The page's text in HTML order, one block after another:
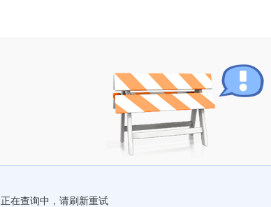
正在查询中，请刷新重试